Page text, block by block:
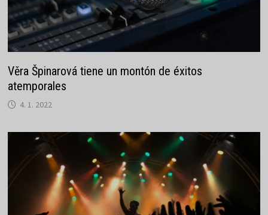
Věra Špinarová tiene un montón de éxitos
atemporales
4. 1. 2022